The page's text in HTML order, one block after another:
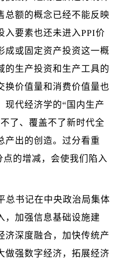
总额的概念已经不能反映
入要素也还未进入PPI价
成或固定资产投资这一概
的生产投资和生产工具的
换价值量和消费价值量也
现代经济学的“国内生产
了、覆盖不了新时代全
产出的创造。过分看重
点的增减，会使我们陷入
总书记在中央政治局集体
，加强信息基础设施建
济深度融合，加快传统产
做强数字经济，拓展经济